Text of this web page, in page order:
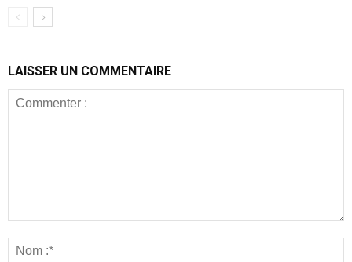
LAISSER UN COMMENTAIRE